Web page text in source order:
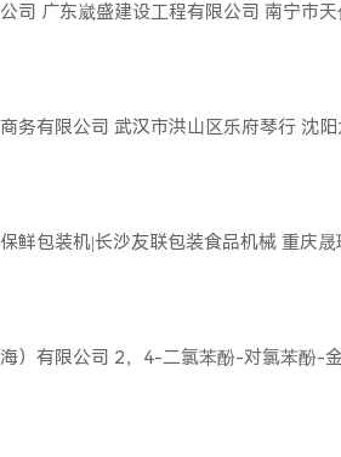
公司 广东崴盛建设工程有限公司 南宁市
商务有限公司 武汉市洪山区乐府琴行 沈阳
保鲜包装机|长沙友联包装食品机械 重庆晟
海）有限公司 2，4-二氯苯酚-对氯苯酚-